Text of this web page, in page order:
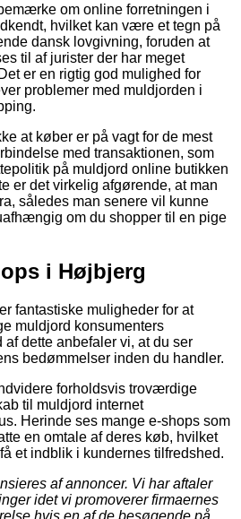
om online forretningen i
hvilket kan være et tegn på
dansk lovgivning, foruden at
til af jurister der har meget
er en rigtig god mulighed for
problemer med muldjorden i
at køber er på vagt for de mest
med transaktionen, som
på muldjord online butikken
er det virkelig afgørende, at man
således man senere vil kunne
om du shopper til en pige
i Højbjerg
fantastiske muligheder for at
muldjord konsumenters
dette anbefaler vi, at du ser
bedømmelser inden du handler.
forholdsvis troværdige
til muldjord internet
Herinde ses mange e-shops som
en omtale af deres køb, hvilket
et indblik i kundernes tilfredshed.
af annoncer. Vi har aftaler
idet vi promoverer firmaernes